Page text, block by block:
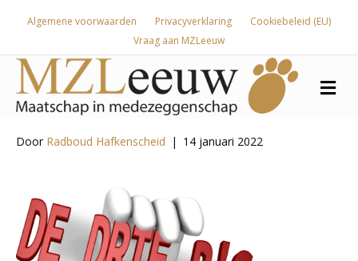
Algemene voorwaarden Privacyverklaring
Cookiebeleid (EU)
Vraag aan MZLeeuw
Door Radboud Hafkenscheid | 14 januari 2022